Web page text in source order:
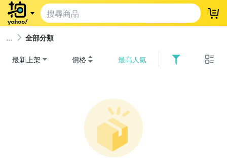
登
全部分類
最新上架 價格 最高人氣